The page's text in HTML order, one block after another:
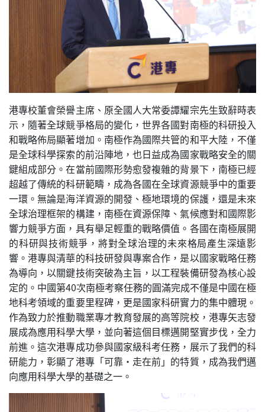
港專校董會榮譽主席、原全國人大常委譚耀宗先生致辭時表
示，隨著全球競爭格局的變化，世界各國對南極的科研投入
和戰略佈局顯著增加。南極作為國際共管的和平大陸，不僅
是全球科學探索的前沿陣地，也日益成為國家戰略安全的關
鍵組成部分。在當前國際形勢愈發複雜的背景下，南極已經
超越了傳統的科研範疇，成為各國在全球資源競爭中的重要
一環。無論是海洋資源的開發、極地環境的保護，還是未來
全球治理框架的構建，南極在資源保障、氣候應對和國際影
響力競爭方面，具有舉足輕重的戰略價值。各國在南極展開
的科研與技術競爭，將對全球治理的未來格局產生深遠影
響。港專與清華的科技研發與專案合作，是以國家戰略任務
為導向，以關鍵技術突破為主旨，以工程裝備研發為核心設
定的。中國第40次南極考察任務的圓滿完成不僅是中國在極
地科考領域的重要里程碑，更是國家科研實力的集中體現。
作為致力於推動職業專才教育發展的高等院校，港專矢志發
展成為應用科學大學，並向著這個目標邁開堅實步伐，全力
前進。這次港專成功參與國家級科考任務，展示了我們的科
研能力，彰顯了港專「可靠‧走在前」的特質，成為我們邁
向應用科學大學的基礎之一。